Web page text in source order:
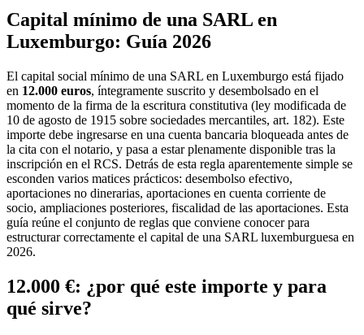
Capital mínimo de una SARL en
Luxemburgo: Guía 2026
El capital social mínimo de una SARL en Luxemburgo está fijado
en 12.000 euros, íntegramente suscrito y desembolsado en el
momento de la firma de la escritura constitutiva (ley modificada de
10 de agosto de 1915 sobre sociedades mercantiles, art. 182). Este
importe debe ingresarse en una cuenta bancaria bloqueada antes de
la cita con el notario, y pasa a estar plenamente disponible tras la
inscripción en el RCS. Detrás de esta regla aparentemente simple se
esconden varios matices prácticos: desembolso efectivo,
aportaciones no dinerarias, aportaciones en cuenta corriente de
socio, ampliaciones posteriores, fiscalidad de las aportaciones. Esta
guía reúne el conjunto de reglas que conviene conocer para
estructurar correctamente el capital de una SARL luxemburguesa en
2026.
12.000 €: ¿por qué este importe y para
qué sirve?